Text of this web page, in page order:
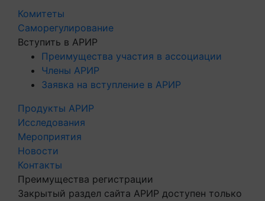
Комитеты
Саморегулирование
Вступить в АРИР
Преимущества участия в ассоциации
Члены АРИР
Заявка на вступление в АРИР
Продукты АРИР
Исследования
Мероприятия
Новости
Контакты
Преимущества регистрации
Закрытый раздел сайта АРИР доступен только